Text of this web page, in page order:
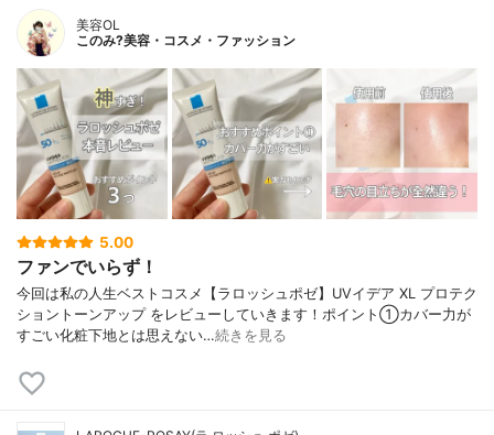
美容OL
このみ?美容・コスメ・ファッション
5.00
ファンでいらず！
今回は私の人生ベストコスメ【ラロッシュポゼ】UVイデア XL プロテク
ショントーンアップ をレビューしていきます！ポイント①カバー力が
すごい化粧下地とは思えない…続きを見る